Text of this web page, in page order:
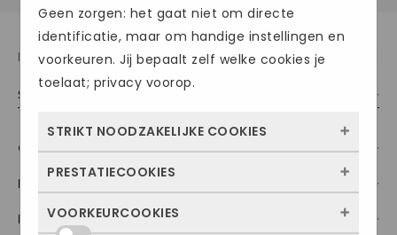
Resultaat 49–64 van de 228 resultaten wordt getoond
Sorteer op populariteit
Categorieën
Maat
Kleur
Geen zorgen: het gaat niet om directe
identificatie, maar om handige instellingen en
voorkeuren. Jij bepaalt zelf welke cookies je
toelaat; privacy voorop.
STRIKT NOODZAKELIJKE COOKIES
Deze cookies zorgen ervoor dat de website
kunnen niet worden uitgezet. Meestal
PRESTATIECOOKIES
Met deze cookies zien we hoe vaak onze
VOORKEURCOOKIES